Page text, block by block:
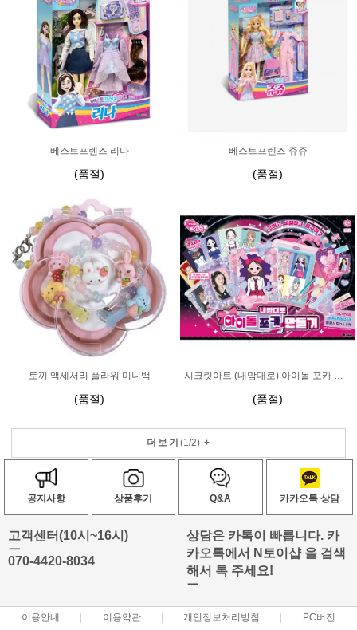
베스트프렌즈 리나
(품절)
베스트프렌즈 쥬쥬
(품절)
토끼 액세서리 플라워 미니백
(품절)
시크릿아트 (내맘대로) 아이돌 포카 만들기
(품절)
더보기 (1/2)+
공지사항 상품후기 Q&A 카카오톡 상담
고객센터(10시~16시)
ㅡ
070-4420-8034
상담은 카톡이 빠릅니다. 카
카오톡에서 N토이샵 을 검색
해서 톡 주세요!
ㅡ
이용안내 이용약관 개인정보처리방침 PC버전